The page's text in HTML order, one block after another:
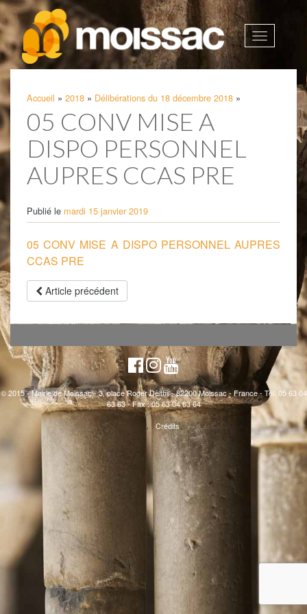
Afficher
Accueil » 2018 » Délibérations du 18 décembre 2018 »
05 CONV MISE A
DISPO PERSONNEL
AUPRES CCAS PRE
Publié le mardi 15 janvier 2019
05 CONV MISE A DISPO PERSONNEL AUPRES
CCAS PRE
Article précédent
© 2015 - Mairie de Moissac - 3, place Roger Delthil - 82200 Moissac - France - Tél. 05 63 04
63 63 - Fax : 05 63 04 63 64
Crédits